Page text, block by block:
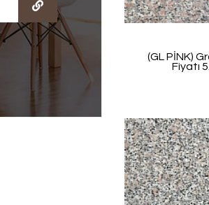
(GL PİNK)
Fiyatı